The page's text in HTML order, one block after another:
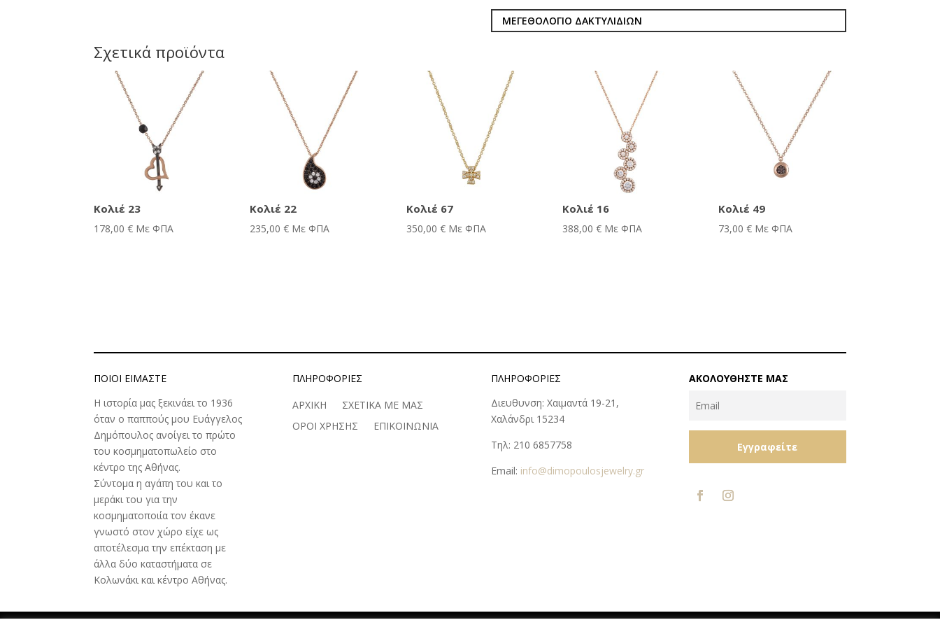
ΜΕΓΕΘΟΛΟΓΙΟ ΔΑΚΤΥΛΙΔΙΩΝ
Σχετικά προϊόντα
Κολιέ 23
178,00€ Με ΦΠΑ
Κολιέ 22
235,00€ Με ΦΠΑ
Κολιέ 67
350,00 € Με ΦΠΑ
Κολιέ 16
388,00 € Με ΦΠΑ
Κολιέ 49
73,00 € Με ΦΠΑ
ΠΟΙΟΊ ΕΊΜΑΣΤΕ
Η ιστορία μας ξεκινάει το 1936
όταν ο παππούς μου Ευάγγελος
Δημόπουλος ανοίγει το πρώτο
του κοσμηματοπωλείο στο
κέντρο της Αθήνας.
Σύντομα η αγάπη του και το
μεράκι του για την
κοσμηματοποιία τον έκανε
γνωστό στον χώρο είχε ως
αποτέλεσμα την επέκταση με
άλλα δύο καταστήματα σε
Κολωνάκι και κέντρο Αθήνας.
ΠΛΗΡΟΦΟΡΊΕΣ
ΑΡΧΙΚΗ
ΣΧΕΤΙΚΑ ΜΕ ΜΑΣ
ΟΡΟΙ ΧΡΗΣΗΣ
ΕΠΙΚΟΙΝΩΝΙΑ
ΠΛΗΡΟΦΟΡΊΕΣ
Διευθυνση: Χαιμαντά 19-21,
Χαλάνδρι 15234
Τηλ: 210 6857758
Email: info@dimopoulosjewelry.gr
ΑΚΟΛΟΥΘΉΣΤΕ ΜΑΣ
Εγγραφείτε